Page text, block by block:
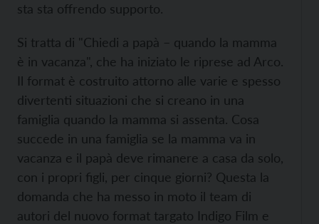
sta sta offrendo supporto.
Si tratta di "Chiedi a papà – quando la mamma
è in vacanza", che ha iniziato le riprese ad Arco.
Il format è costruito attorno alle varie e spesso
divertenti situazioni che si creano in una
famiglia quando la mamma si assenta. Cosa
succede in una famiglia se la mamma va in
vacanza e il papà deve rimanere a casa da solo,
con i propri figli, per cinque giorni? Questa la
domanda che ha messo in moto il team di
autori del nuovo format targato Indigo Film e